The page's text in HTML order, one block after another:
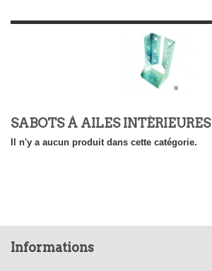
SABOTS À AILES INTÉRIEURES
Il n'y a aucun produit dans cette catégorie.
Informations